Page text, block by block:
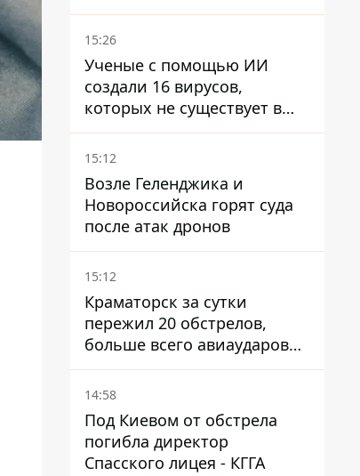
недостаточно – Зеленский
15:26
Ученые с помощью ИИ
создали 16 вирусов,
которых не существует в
природе
15:12
Возле Геленджика и
Новороссийска горят суда
после атак дронов
15:12
Краматорск за сутки
пережил 20 обстрелов,
больше всего авиаударов
КАБ-250
14:58
Под Киевом от обстрела
погибла директор
Спасского лицея - КГГА